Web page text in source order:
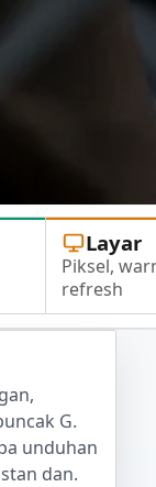
Layar
Piksel,
refresh
G.
unduhan
dan.